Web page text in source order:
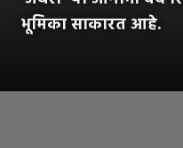
भूमिका साकारत आहे.